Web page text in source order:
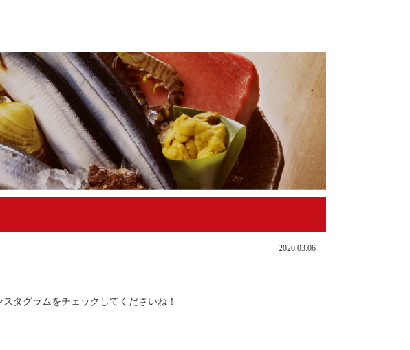
2020.03.06
タグラムをチェックしてくださいね！